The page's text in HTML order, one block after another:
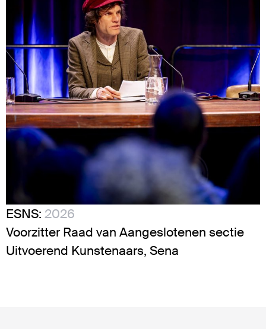
ESNS: 2026
Voorzitter Raad van Aangeslotenen sectie
Uitvoerend Kunstenaars, Sena